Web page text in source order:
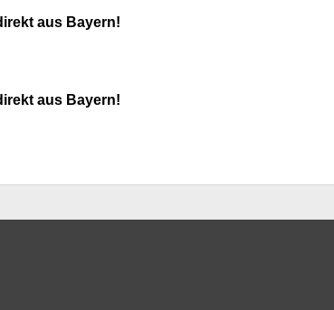
aus Bayern!
aus Bayern!